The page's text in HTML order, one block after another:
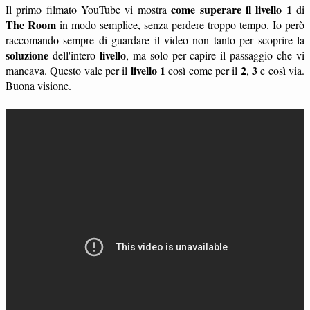
Il primo filmato YouTube vi mostracome superare il livello 1 di
The Room in modo semplice, senza perdere troppo tempo. Io però
raccomando sempre di guardare il video non tanto per scoprire la
soluzione dell'intero livello, ma solo per capire il passaggio che vi
mancava. Questo vale per il livello 1 così come per il 2,3e così via.
Buona visione.